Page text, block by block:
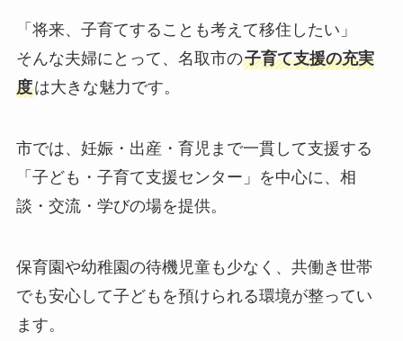
「将来、子育てすることも考えて移住したい」
そんな夫婦にとって、名取市の子育て支援の充実
度は大きな魅力です。
市では、妊娠・出産・育児まで一貫して支援する
「子ども・子育て支援センター」を中心に、相
談・交流・学びの場を提供。
保育園や幼稚園の待機児童も少なく、共働き世帯
でも安心して子どもを預けられる環境が整ってい
ます。